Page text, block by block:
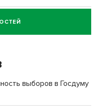
за смерть
селе лошади
избиение врачей
выборов в Госдуму